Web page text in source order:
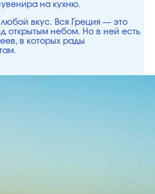
на кухню.
вкус. Вся Греция — это
открытым небом. Но в ней есть
в которых рады